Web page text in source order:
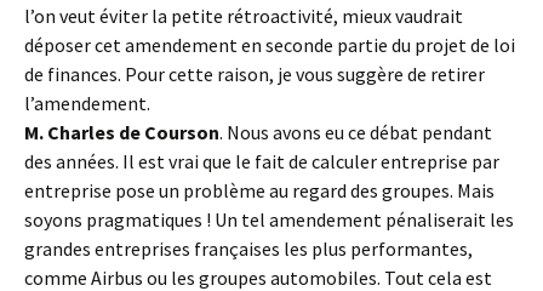
l’on veut éviter la petite rétroactivité, mieux vaudrait
déposer cet amendement en seconde partie du projet de loi
de finances. Pour cette raison, je vous suggère de retirer
l’amendement.
M. Charles de Courson. Nous avons eu ce débat pendant
des années. Il est vrai que le fait de calculer entreprise par
entreprise pose un problème au regard des groupes. Mais
soyons pragmatiques ! Un tel amendement pénaliserait les
grandes entreprises françaises les plus performantes,
comme Airbus ou les groupes automobiles. Tout cela est